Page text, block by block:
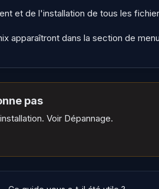
et de l'installation de tous les
apparaîtront dans la section de
pas
Voir Dépannage.